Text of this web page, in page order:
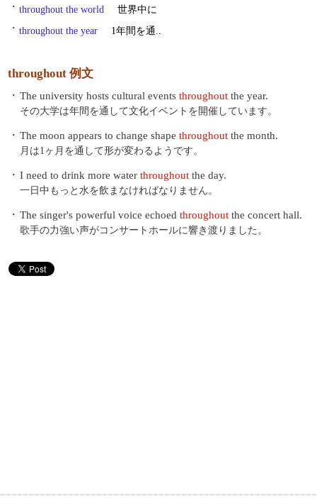
・ throughout the world
世界中に
・ throughout the year 1年間を通..
throughout 例文
・ The university hosts cultural events throughout the year.
その大学は年間を通して文化イベントを開催しています。
・ The moon appears to change shape throughout the month.
月は1ヶ月を通して形が変わるようです。
・ I need to drink more water throughout the day.
一日中もっと水を飲まなければなりません。
・ The singer's powerful voice echoed throughout the concert hall.
歌手の力強い声がコンサートホールに響き渡りました。